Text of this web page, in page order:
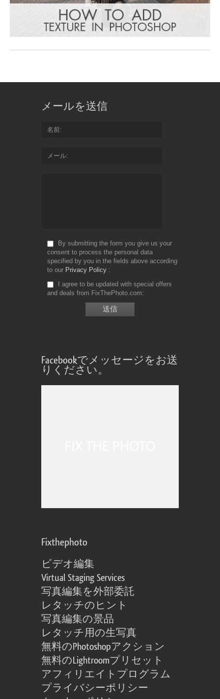
メールを送信
名前
メール
By submitting the form you give us your
consent to process the personal data
specified by you in the fields above according
to our Privacy Policy
I agree to be updated with special offers
and deals from FixThePhoto.com
Facebookでメッセージをお送
りください。
Fixthephoto
ビデオ編集
Virtual Staging Services
写真編集を外部委託
レタッチのヒント
写真編集の景品
レタッチ用の生写真
無料のPhotoshopアクション
無料のLightroomプリセット
アフィリエイトプログラム
プライバシーポリシー